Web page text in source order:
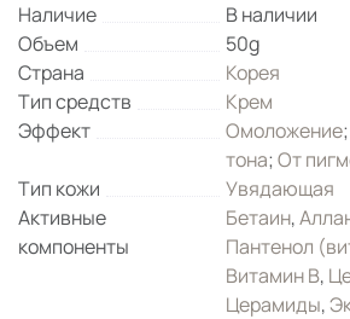
Наличие
В наличии
Объем
50g
Страна
Корея
Тип средств
Крем
Эффект
Омоложение;
тона;От
Тип кожи
Увядающая
Активные
компоненты
Бетаин,
Пантенол
Витамин B,
Церамиды,